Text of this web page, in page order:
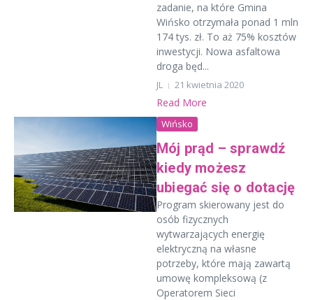
zadanie, na które Gmina
Wińsko otrzymała ponad 1 mln
174 tys. zł. To aż 75% kosztów
inwestycji. Nowa asfaltowa
droga będ...
JL 21 kwietnia 2020
Read More
Wińsko
Mój prąd – sprawdź
kiedy możesz
ubiegać się o dotację
Program skierowany jest do
osób fizycznych
wytwarzających energię
elektryczną na własne
potrzeby, które mają zawartą
umowę kompleksową (z
Operatorem Sieci